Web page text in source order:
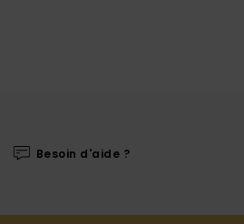
Besoin d'aide ?